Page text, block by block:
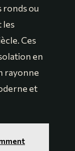
ronds ou
les
Ces
en
rayonne
et